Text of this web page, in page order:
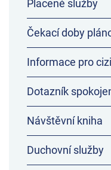
Placené služby
Čekací doby
Informace pro
Dotazník
Návštěvní kniha
Duchovní služby